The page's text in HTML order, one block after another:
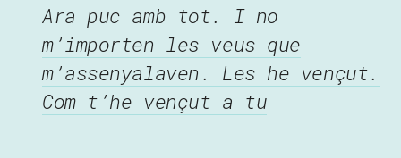
Ara puc amb tot. I no
m’importen les veus que
m’assenyalaven. Les he vençut.
Com t’he vençut a tu